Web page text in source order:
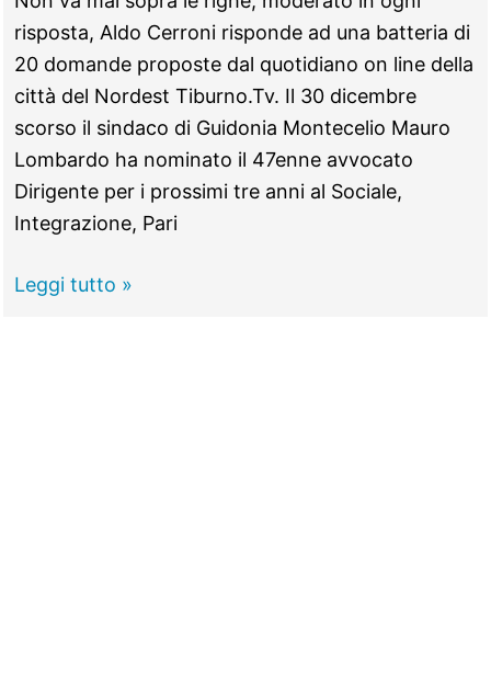
risposta, Aldo Cerroni risponde ad una batteria di
20 domande proposte dal quotidiano on line della
città del Nordest Tiburno.Tv. Il 30 dicembre
scorso il sindaco di Guidonia Montecelio Mauro
Lombardo ha nominato il 47enne avvocato
Dirigente per i prossimi tre anni al Sociale,
Integrazione, Pari
GUIDONIA
Leggi tutto »